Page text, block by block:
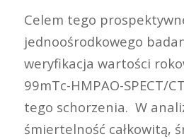
Celem tego
jednoośrodkowego
weryfikacja wartości
99mTc-HMPAO-SPECT/
tego schorzenia. W
śmiertelność całkowitą,